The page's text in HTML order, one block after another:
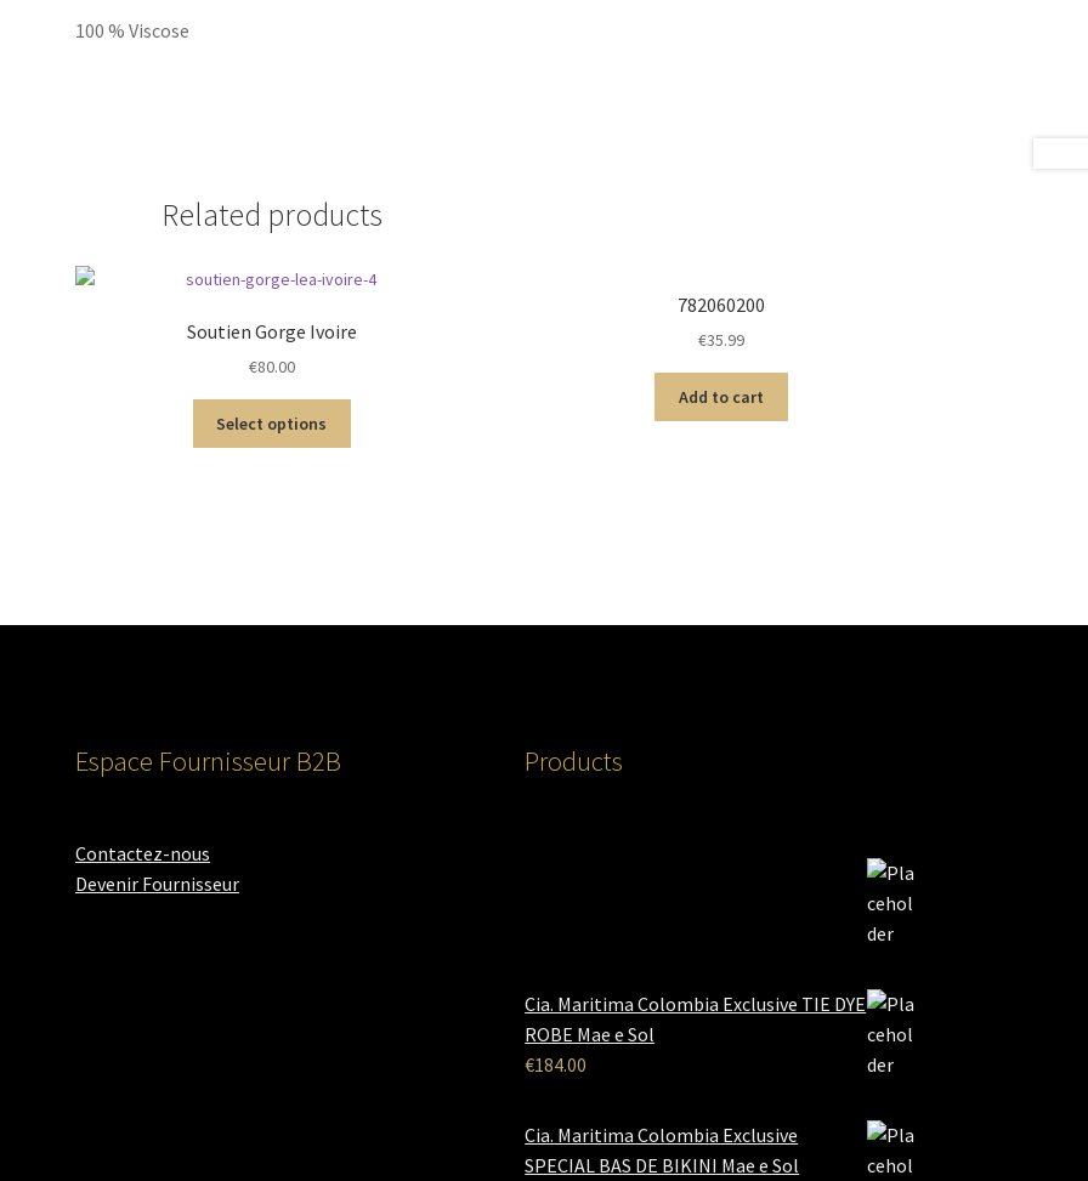
100 % Viscose
Related products
Soutien Gorge Ivoire
€80.00
Select options
782060200
€35.99
Add to cart
Espace Fournisseur B2B
Contactez-nous
Devenir Fournisseur
Products
Cia. Maritima Colombia Exclusive TIE DYE
ROBE Mae e Sol
€184.00
Cia. Maritima Colombia Exclusive
SPECIAL BAS DE BIKINI Mae e Sol